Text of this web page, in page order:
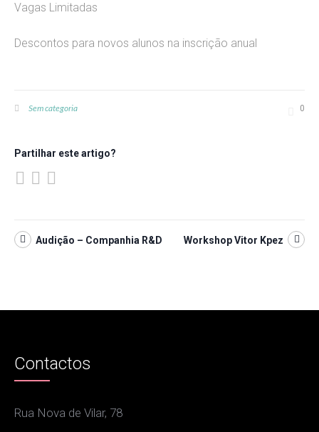
Vagas Limitadas
Descontos para novos alunos na inscrição anual
0
Sem categoria
Partilhar este artigo?
Audição – Companhia R&D Workshop Vitor Kpez
Contactos
Rua Nova de Vilar, 78